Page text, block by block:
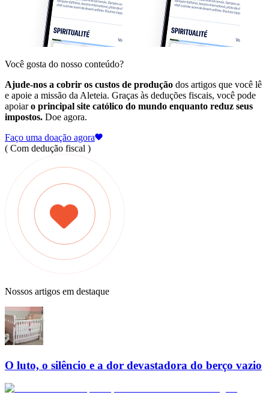
Você gosta do nosso conteúdo?
Ajude-nos a cobrir os custos de produção dos artigos que você lê
e apoie a missão da Aleteia. Graças às deduções fiscais, você pode
apoiaro principal site católico do mundo enquanto reduz seus
impostos. Doe agora.
Faço uma doação agora
( Com dedução fiscal )
Nossos artigos em destaque
O luto, o silêncio e a dor devastadora do berço vazio